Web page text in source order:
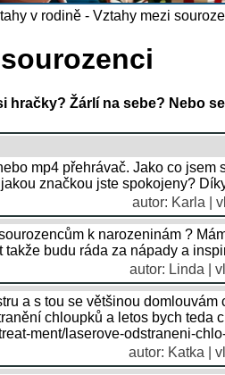
v rodině - Vztahy mezi
hračky? Žárlí na sebe? Nebo
mp4 přehrávač. Jako co
značkou jste spokojeny?
autor: Karla |
k narozeninám ?
takže budu ráda za nápady a
autor: Linda |
a s tou se většinou
chloupků a letos bych teda
ment/laserove-odstraneni-
autor: Katka |